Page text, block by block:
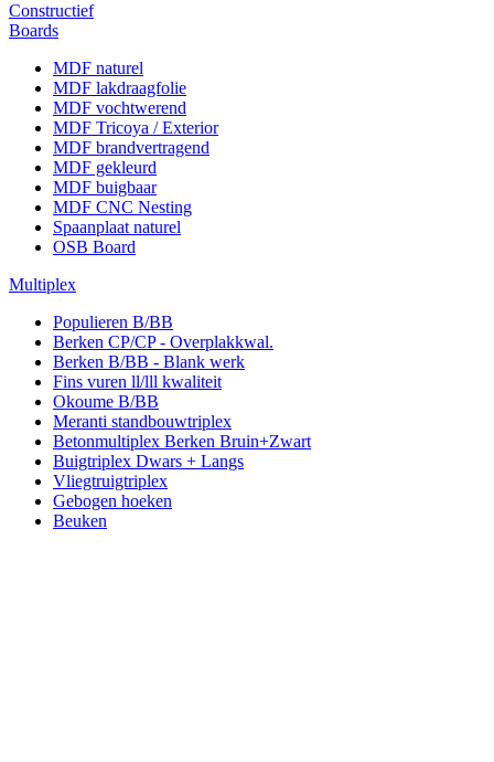
Constructief
Boards
MDF naturel
MDF lakdraagfolie
MDF vochtwerend
MDF Tricoya / Exterior
MDF brandvertragend
MDF gekleurd
MDF buigbaar
MDF CNC Nesting
Spaanplaat naturel
OSB Board
Multiplex
Populieren B/BB
Berken CP/CP - Overplakkwal.
Berken B/BB - Blank werk
Fins vuren ll/lll kwaliteit
Okoume B/BB
Meranti standbouwtriplex
Betonmultiplex Berken Bruin+Zwart
Buigtriplex Dwars + Langs
Vliegtruigtriplex
Gebogen hoeken
Beuken